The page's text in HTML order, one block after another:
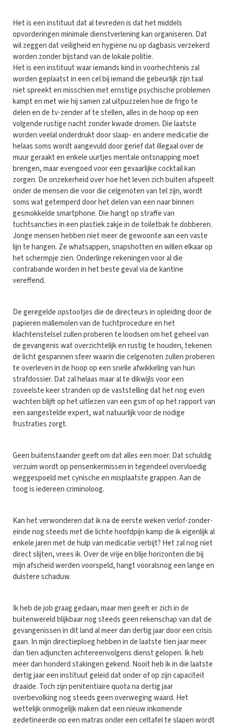
Het is een instituut dat al tevreden is dat het middels
opvorderingen minimale dienstverlening kan organiseren. Dat
wil zeggen dat veiligheid en hygiëne nu op dagbasis verzekerd
worden zonder bijstand van de lokale politie.
Het is een instituut waar iemands kind in voorhechtenis zal
worden geplaatst in een cel bij iemand die gebeurlijk zijn taal
niet spreekt en misschien met ernstige psychische problemen
kampt en met wie hij samen zal uitpuzzelen hoe de frigo te
delen en de tv-zender af te stellen, alles in de hoop op een
volgende rustige nacht zonder kwade dromen. Die laatste
worden veelal onderdrukt door slaap- en andere medicatie die
helaas soms wordt aangevuld door gerief dat illegaal over de
muur geraakt en enkele uurtjes mentale ontsnapping moet
brengen, maar evengoed voor een gevaarlijke cocktail kan
zorgen. De onzekerheid over hoe het leven zich buiten afspeelt
onder de mensen die voor die celgenoten van tel zijn, wordt
soms wat getemperd door het delen van een naar binnen
gesmokkelde smartphone. Die hangt op straffe van
tuchtsancties in een plastiek zakje in de toiletbak te dobberen.
Jonge mensen hebben niet meer de gewoonte aan een vaste
lijn te hangen. Ze whatsappen, snapshotten en willen elkaar op
het schermpje zien. Onderlinge rekeningen voor al die
contrabande worden in het beste geval via de kantine
vereffend.
De geregelde opstootjes die de directeurs in opleiding door de
papieren mallemolen van de tuchtprocedure en het
klachtenstelsel zullen proberen te loodsen om het geheel van
de gevangenis wat overzichtelijk en rustig te houden, tekenen
de licht gespannen sfeer waarin die celgenoten zullen proberen
te overleven in de hoop op een snelle afwikkeling van hun
strafdossier. Dat zal helaas maar al te dikwijls voor een
zoveelste keer stranden op de vaststelling dat het nog even
wachten blijft op het uitlezen van een gsm of op het rapport van
een aangestelde expert, wat natuurlijk voor de nodige
frustraties zorgt.
Geen buitenstaander geeft om dat alles een moer. Dat schuldig
verzuim wordt op pensenkermissen in tegendeel overvloedig
weggespoeld met cynische en misplaatste grappen. Aan de
toog is iedereen criminoloog.
Kan het verwonderen dat ik na de eerste weken verlof-zonder-
einde nog steeds met die lichte hoofdpijn kamp die ik eigenlijk al
enkele jaren met de hulp van medicatie verbijt? Het zal nog niet
direct slijten, vrees ik. Over de vrije en blije horizonten die bij
mijn afscheid werden voorspeld, hangt vooralsnog een lange en
duistere schaduw.
Ik heb de job graag gedaan, maar men geeft er zich in de
buitenwereld blijkbaar nog steeds geen rekenschap van dat de
gevangenissen in dit land al meer dan dertig jaar door een crisis
gaan. In mijn directieploeg hebben in de laatste tien jaar meer
dan tien adjuncten achtereenvolgens dienst gelopen. Ik heb
meer dan honderd stakingen gekend. Nooit heb ik in die laatste
dertig jaar een instituut geleid dat onder of op zijn capaciteit
draaide. Toch zijn penitentiaire quota na dertig jaar
overbevolking nog steeds geen overweging waard. Het
wettelijk onmogelijk maken dat een nieuw inkomende
gedetineerde op een matras onder een celtafel te slapen wordt